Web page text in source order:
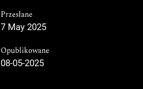
Przesłane
7 May 2025
Opublikowane
08-05-2025